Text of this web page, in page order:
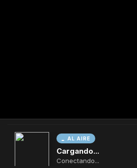
AL AIRE
Cargando...
Conectando...